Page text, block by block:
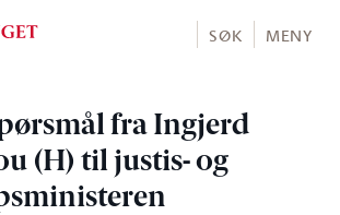
SØK MENY
fra Ingjerd
(H) til justis- og